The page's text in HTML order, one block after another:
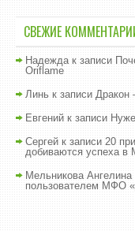
СВЕЖИЕ
Надеждак записи
Oriflame
Линь к записи Дракон
Евгений к записи
Сергей к записи 20
добиваются успеха в
Мельникова Ангелина
пользователем МФО